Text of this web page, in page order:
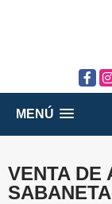
MENÚ
VENTA DE